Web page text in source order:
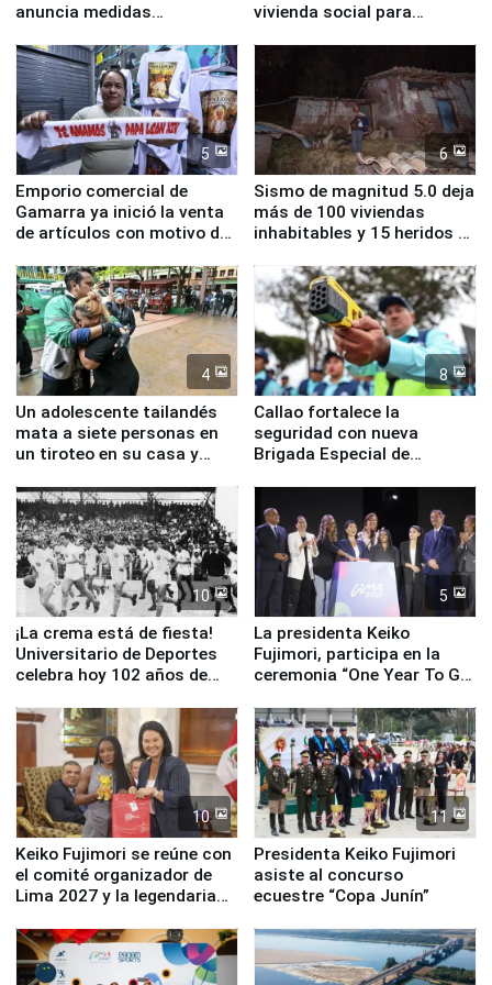
anuncia medidas
educación, salud y empleo
vivienda social para
5
Emporio comercial de
Gamarra ya inició la venta
de artículos con motivo de
6
Sismo de magnitud 5.0 deja
más de 100 viviendas
inhabitables y 15 heridos en
4
Un adolescente tailandés
mata a siete personas en
un tiroteo en su casa y
8
Callao fortalece la
seguridad con nueva
Brigada Especial de
equipamiento para
Serenazgo
10
¡La crema está de fiesta!
Universitario de Deportes
celebra hoy 102 años de
5
La presidenta Keiko
Fujimori, participa en la
ceremonia “One Year To Go
10
Keiko Fujimori se reúne con
el comité organizador de
Lima 2027 y la legendaria
11
Presidenta Keiko Fujimori
asiste al concurso
ecuestre “Copa Junín”